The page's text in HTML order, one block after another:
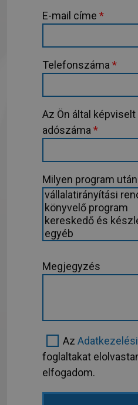
E-mail címe *
Telefonszáma *
Az Ön által
adószáma *
Milyen program
Megjegyzés
Az
foglaltakat
elfogadom.